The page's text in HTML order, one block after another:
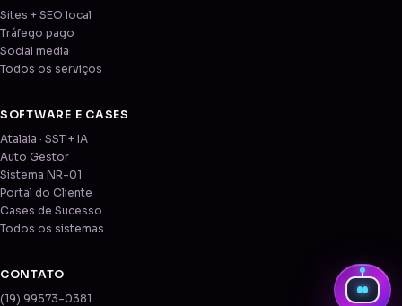
Sites + SEO local
Tráfego pago
Social media
Todos os serviços
SOFTWARE E CASES
Atalaia · SST + IA
Auto Gestor
Sistema NR-01
Portal do Cliente
Cases de Sucesso
Todos os sistemas
CONTATO
(19) 99573-0381